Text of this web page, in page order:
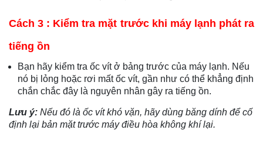
Cách 3 : Kiểm tra mặt trước khi máy lạnh phát ra
tiếng ồn
Bạn hãy kiểm tra ốc vít ở bảng trước của máy lạnh. Nếu
nó bị lỏng hoặc rơi mất ốc vít, gần như có thể khẳng định
chắn chắc đây là nguyên nhân gây ra tiếng ồn.
Lưu ý: Nếu đó là ốc vít khó vặn, hãy dùng băng dính để cố
định lại bản mặt trước máy điều hòa không khí lại.